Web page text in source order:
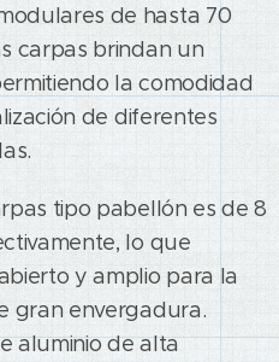
de hasta 70
carpas brindan un
la comodidad
de diferentes
tipo pabellón es de 8
lo que
y amplio para la
gran envergadura.
aluminio de alta